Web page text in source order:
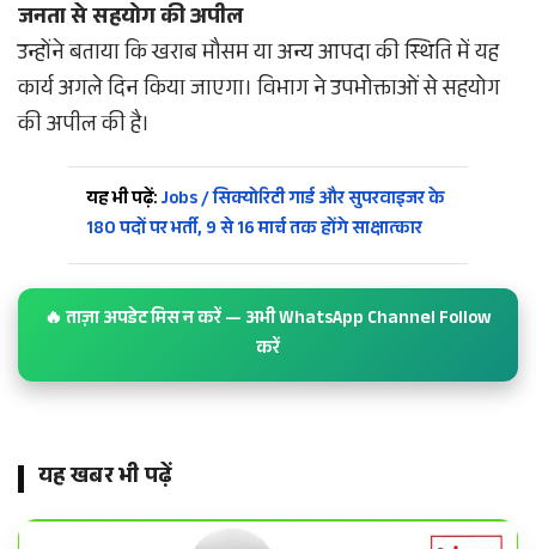
जनता से सहयोग की अपील
उन्होंने बताया कि खराब मौसम या अन्य आपदा की स्थिति में यह
कार्य अगले दिन किया जाएगा। विभाग ने उपभोक्ताओं से सहयोग
की अपील की है।
यह भी पढ़ें:Jobs / सिक्योरिटी गार्ड और सुपरवाइजर के
180 पदों पर भर्ती, 9 से 16 मार्च तक होंगे साक्षात्कार
🔥 ताज़ा अपडेट मिस न करें — अभी WhatsApp Channel Follow
करें
यह खबर भी पढ़ें